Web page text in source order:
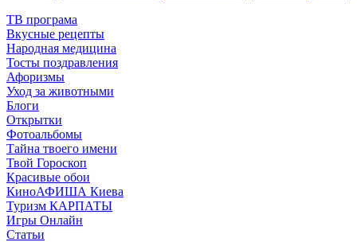
ТВ програма
Вкусные рецепты
Народная медицина
Тосты поздравления
Афоризмы
Уход за животными
Блоги
Открытки
Фотоальбомы
Тайна твоего имени
Твой Гороскоп
Красивые обои
КиноАФИША Киева
Туризм КАРПАТЫ
Игры Онлайн
Статьи